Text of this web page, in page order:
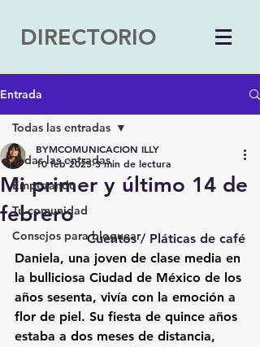
DIRECTORIO
Entrada
Todas las entradas
Empezando
Tu comunidad
Consejos para bloguear
Todas las entradas
Mi primer y último 14 de
febrero
BYMCOMUNICACION ILLY
10 feb 2025 3 min de lectura
Cuentos / Pláticas de café
Daniela, una joven de clase media en
la bulliciosa Ciudad de México de los
años sesenta, vivía con la emoción a
flor de piel. Su fiesta de quince años
estaba a dos meses de distancia,